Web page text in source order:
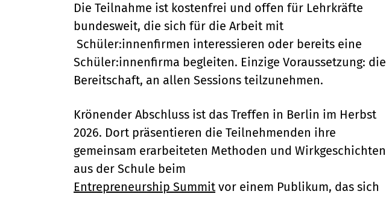
Die Teilnahme ist kostenfrei und offen für Lehrkräfte
bundesweit, die sich für die Arbeit mit
Schüler:innenfirmen interessieren oder bereits eine
Schüler:innenfirma begleiten. Einzige Voraussetzung: die
Bereitschaft, an allen Sessions teilzunehmen.
Krönender Abschluss ist das Treffen in Berlin im Herbst
2026. Dort präsentieren die Teilnehmenden ihre
gemeinsam erarbeiteten Methoden und Wirkgeschichten
aus der Schule beim
Entrepreneurship Summit vor einem Publikum, das sich